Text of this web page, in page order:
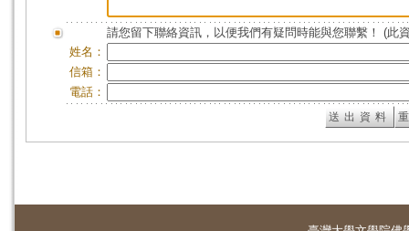
請您留下聯絡資訊，以便我們有疑問時能與您聯繫！ (此
姓名：
信箱：
電話：